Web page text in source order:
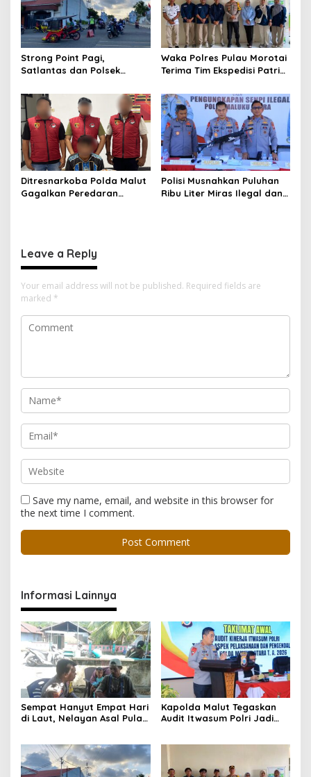
Strong Point Pagi,
Satlantas dan Polsek
Hadir Wujudkan Keamanan
serta Keselamatan Berlalu
Lintas
Waka Polres Pulau Morotai
Terima Tim Ekspedisi Patriot
Pengabdian dan Riset di
Wilayah Morotai
Ditresnarkoba Polda Malut
Gagalkan Peredaran
Polisi Musnahkan Puluhan
Ribu Liter Miras Ilegal dan
Leave a Reply
Your email address will not be published. Required fields are
marked *
Save my name, email, and website in this browser for
the next time I comment.
Informasi Lainnya
Sempat Hanyut Empat Hari
di Laut, Nelayan Asal Pulau
Utara
Kapolda Malut Tegaskan
Audit Itwasum Polri Jadi